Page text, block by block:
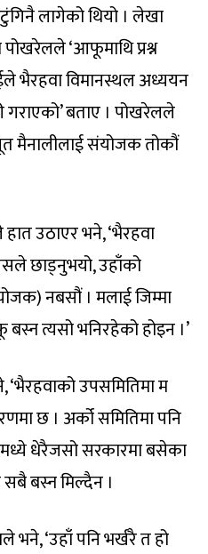
लागेको थियो । लेखा
‘आफूमाथि प्रश्न
भैरहवा विमानस्थल अध्ययन
गराएको’ बताए । पोखरेलले
मैनालीलाई संयोजक तोकौं
उठाएर भने, ‘भैरहवा
छाड्नुभयो, उहाँको
नबसौं । मलाई जिम्मा
त्यसो भनिरहेको होइन ।’
उपसमितिमा म
छ । अर्को समितिमा पनि
धेरैजसो सरकारमा बसेका
बस्न मिल्दैन ।
भने, ‘उहाँ पनि भर्खरै त हो